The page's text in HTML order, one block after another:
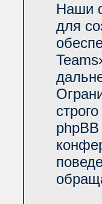
Наши
для